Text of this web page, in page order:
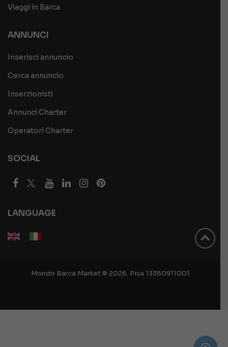
Viaggi in Barca
ANNUNCI
Inserisci annuncio
Cerca annuncio
Inserzionisti
Annunci Charter
Operatori Charter
SOCIAL
LANGUAGE
Mondo Barca Market © 2026. P.iva 13380911001